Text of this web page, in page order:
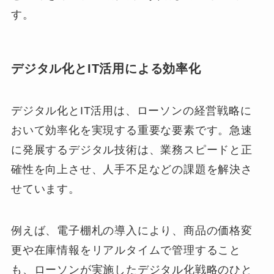
す。
デジタル化とIT活用による効率化
デジタル化とIT活用は、ローソンの経営戦略に
おいて効率化を実現する重要な要素です。急速
に発展するデジタル技術は、業務スピードと正
確性を向上させ、人手不足などの課題を解決さ
せています。
例えば、電子棚札の導入により、商品の価格変
更や在庫情報をリアルタイムで管理すること
も、ローソンが実施したデジタル化戦略のひと